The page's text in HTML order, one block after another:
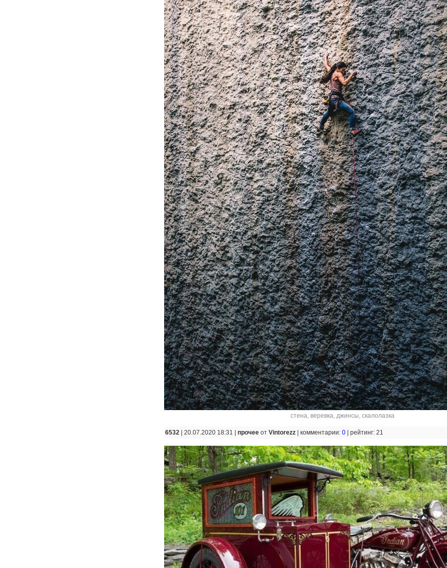
стена, веревка, джинсы, скалолазка
6532 | 20.07.2020 18:31 | прочее от Vintorezz комментарии: 0 рейтинг: 21